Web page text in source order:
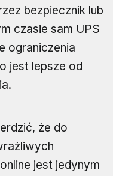
bezpiecznik lub
czasie sam UPS
ograniczenia
jest lepsze od
że do
online jest jedynym